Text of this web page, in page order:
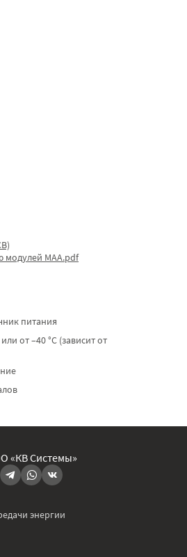
питания
от –40 °C (зависит от
модулей МАА.pdf
«КВ Системы»
энергии